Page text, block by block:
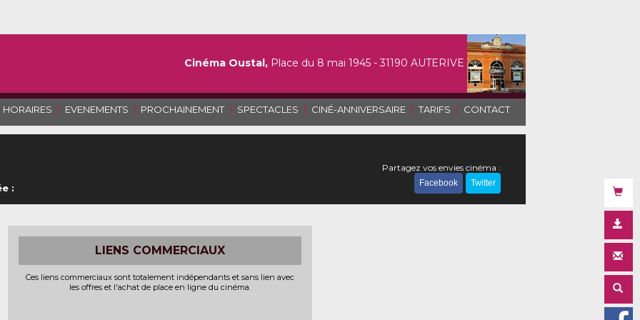
HORAIRES | EVENEMENTS | PROCHAINEMENT | SPECTACLES | CINÉ-ANNIVERSAIRE | TARIFS | CONTACT
Cinéma Oustal, Place du 8 mai 1945 - 31190 AUTERIVE
:
Partagez vos envies cinéma :
Facebook Twitter
LIENS COMMERCIAUX
Ces liens commerciaux sont totalement indépendants et sans lien avec
les offres et l'achat de place en ligne du cinéma.